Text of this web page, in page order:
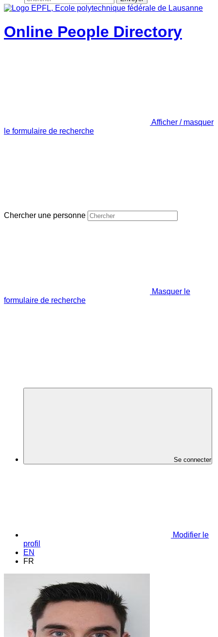
Online People Directory
Afficher / masquer
le formulaire de recherche
Chercher une personne
Masquer le
formulaire de recherche
Se connecter
Modifier le
profil
EN
FR